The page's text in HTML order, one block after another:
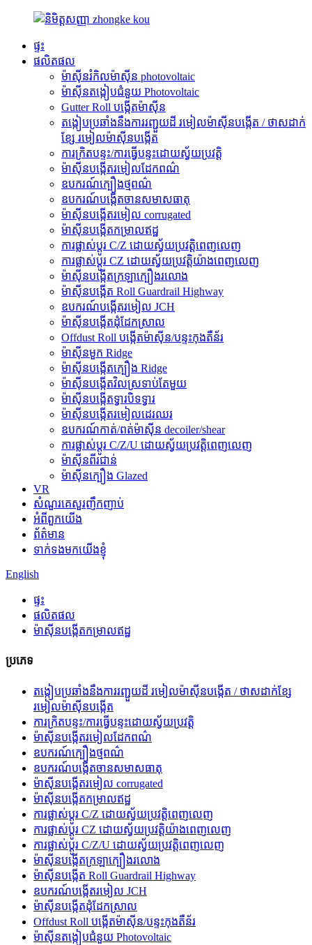
ផ្ទះ
ផលិតផល
ម៉ាស៊ីនរំកិលម៉ាស៊ីន photovoltaic
ម៉ាស៊ីនតង្កៀបជំនួយ Photovoltaic
Gutter Roll បង្កើតម៉ាស៊ីន
តង្កៀបប្រឆាំងនឹងការរញ្ជួយដី រមៀលម៉ាស៊ីនបង្កើត / ថាសដាក់
ខ្សែ រមៀលម៉ាស៊ីនបង្កើត
ការ​ក្រិត​បន្ទះ​/ការ​ធ្វើ​បន្ទះ​ដោយ​ស្វ័យ​ប្រវត្តិ
ម៉ាស៊ីនបង្កើតរមៀលដែកពណ៌
ឧបករណ៍ក្បឿងថ្មពណ៌
ឧបករណ៍បង្កើតចានសមាសធាតុ
ម៉ាស៊ីនបង្កើតរមៀល corrugated
ម៉ាស៊ីនបង្កើតកម្រាលឥដ្ឋ
ការផ្លាស់ប្តូរ C/Z ដោយស្វ័យប្រវត្តិពេញលេញ
ការផ្លាស់ប្តូរ CZ ដោយស្វ័យប្រវត្តិយ៉ាងពេញលេញ
ម៉ាស៊ីនបង្កើតក្រឡាក្បឿងរលោង
ម៉ាស៊ីនបង្កើត Roll Guardrail Highway
ឧបករណ៍បង្កើតរមៀល JCH
ម៉ាស៊ីនបង្កើតដុំដែកស្រាល
Offdust Roll បង្កើតម៉ាស៊ីន/បន្ទះកុងតឺន័រ
ម៉ាស៊ីនមួក Ridge
ម៉ាស៊ីនបង្កើតក្បឿង Ridge
ម៉ាស៊ីនបង្កើតវិលស្រទាប់តែមួយ
ម៉ាស៊ីនបង្កើតទ្វារបិទទ្វារ
ម៉ាស៊ីនបង្កើតរមៀលដេរឈរ
ឧបករណ៍កាត់/ពត់ម៉ាស៊ីន decoiler/shear
ការផ្លាស់ប្តូរ C/Z/U ដោយស្វ័យប្រវត្តិពេញលេញ
ម៉ាស៊ីនពីរជាន់
ម៉ាស៊ីនក្បឿង Glazed
VR
សំណួរគេសួរញឹកញាប់
អំពីពួកយើង
ព័ត៌មាន
ទាក់ទងមកយើងខ្ញុំ
English
ផ្ទះ
ផលិតផល
ម៉ាស៊ីនបង្កើតកម្រាលឥដ្ឋ
ប្រភេទ
តង្កៀបប្រឆាំងនឹងការរញ្ជួយដី រមៀលម៉ាស៊ីនបង្កើត / ថាសដាក់ខ្សែ
រមៀលម៉ាស៊ីនបង្កើត
ការ​ក្រិត​បន្ទះ​/ការ​ធ្វើ​បន្ទះ​ដោយ​ស្វ័យ​ប្រវត្តិ
ម៉ាស៊ីនបង្កើតរមៀលដែកពណ៌
ឧបករណ៍ក្បឿងថ្មពណ៌
ឧបករណ៍បង្កើតចានសមាសធាតុ
ម៉ាស៊ីនបង្កើតរមៀល corrugated
ម៉ាស៊ីនបង្កើតកម្រាលឥដ្ឋ
ការផ្លាស់ប្តូរ C/Z ដោយស្វ័យប្រវត្តិពេញលេញ
ការផ្លាស់ប្តូរ CZ ដោយស្វ័យប្រវត្តិយ៉ាងពេញលេញ
ការផ្លាស់ប្តូរ C/Z/U ដោយស្វ័យប្រវត្តិពេញលេញ
ម៉ាស៊ីនបង្កើតក្រឡាក្បឿងរលោង
ម៉ាស៊ីនបង្កើត Roll Guardrail Highway
ឧបករណ៍បង្កើតរមៀល JCH
ម៉ាស៊ីនបង្កើតដុំដែកស្រាល
Offdust Roll បង្កើតម៉ាស៊ីន/បន្ទះកុងតឺន័រ
ម៉ាស៊ីនតង្កៀបជំនួយ Photovoltaic